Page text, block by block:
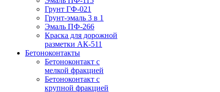
Грунт ГФ-021
Грунт-эмаль 3 в 1
Эмаль ПФ-266
Краска для дорожной
разметки АК-511
Бетоноконтакты
Бетоноконтакт с
мелкой фракцией
Бетоноконтакт с
крупной фракцией